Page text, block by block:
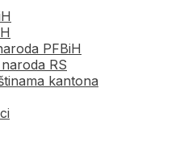
PFBiH
RS
kantona